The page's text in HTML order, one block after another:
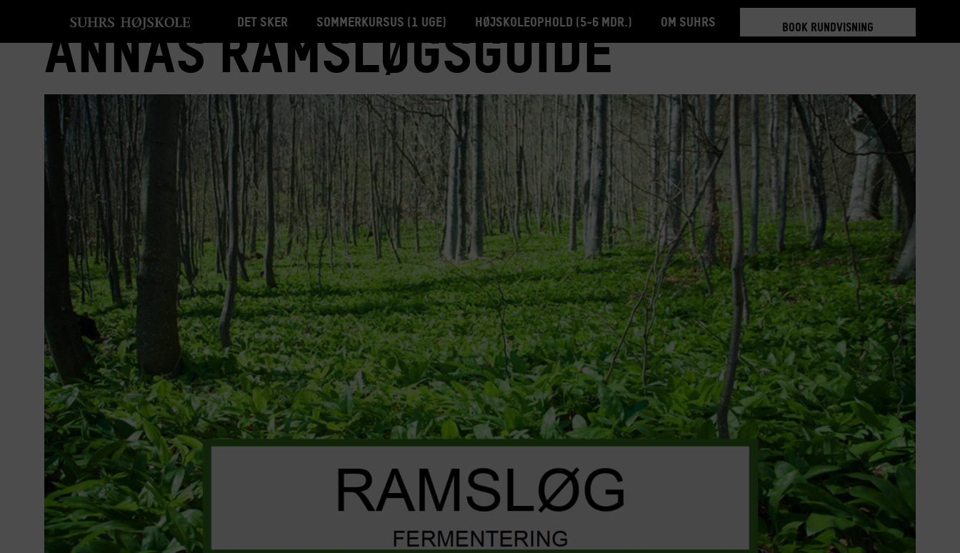
Det sker Sommerkursus (1 uge) Højskoleophold (5-6 mdr.) Om Suhrs
BOOK RUNDVISNING
TILMELD 5-6 MDR.
Annas ramsløgsguide